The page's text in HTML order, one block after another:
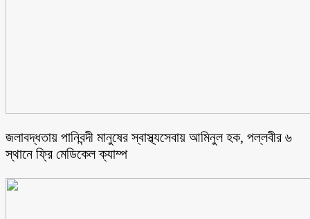
জলাবদ্ধতায় পানিবন্দী মানুষের স্বাস্থ্যসেবায় আমিনুল হক, পল্লবীর ৬
স্থানে ফ্রি মেডিকেল ক্যাম্প